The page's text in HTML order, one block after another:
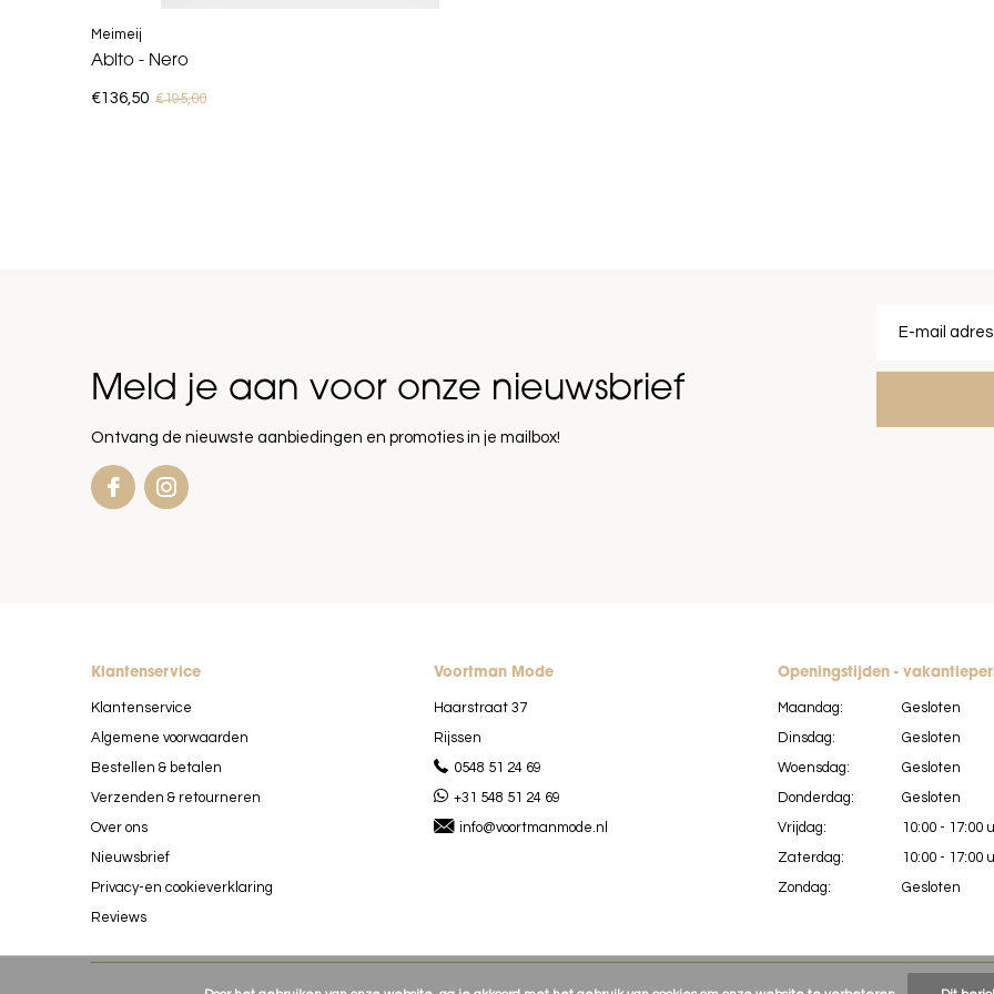
Meimeij
Abito - Nero
€136,50 €195,00
Meld je aan voor onze nieuwsbrief
Ontvang de nieuwste aanbiedingen en promoties in je mailbox!
Klantenservice
Klantenservice
Algemene voorwaarden
Bestellen & betalen
Verzenden & retourneren
Over ons
Nieuwsbrief
Privacy-en cookieverklaring
Reviews
Voortman Mode
Haarstraat 37
Rijssen
0548 51 24 69
+31 548 51 24 69
info@voortmanmode.nl
Openingstijden -
Maandag:
Dinsdag:
Woensdag:
Donderdag:
Vrijdag:
Zaterdag:
Zondag:
Gesloten
Gesloten
Gesloten
Gesloten
10:00 - 17:00
10:00 - 17:00
Gesloten